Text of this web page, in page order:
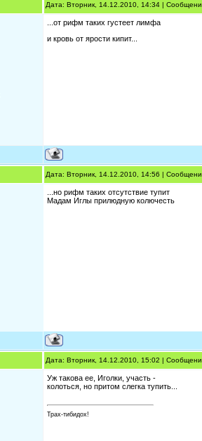
Дата: Вторник, 14.12.2010, 14:34 |
...от рифм таких густеет лимфа
и кровь от ярости кипит...
Дата: Вторник, 14.12.2010, 14:56 |
...но рифм таких отсутствие тупит
Мадам Иглы прилюдную колючесть
Дата: Вторник, 14.12.2010, 15:02 |
Уж такова ее, Иголки, участь -
колоться, но притом слегка тупить...
Трах-тибидох!